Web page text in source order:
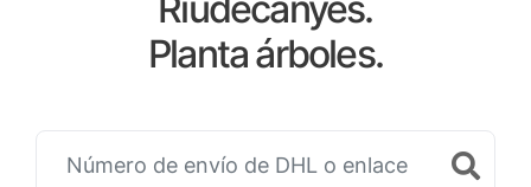
Planta árboles.